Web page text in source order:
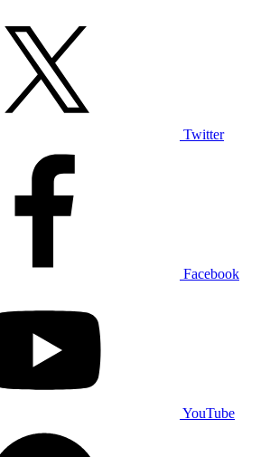
Twitter
Facebook
YouTube